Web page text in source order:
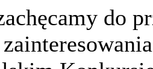
do